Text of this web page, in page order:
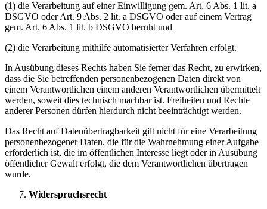
(1) die Verarbeitung auf einer Einwilligung gem. Art. 6 Abs. 1 lit. a
DSGVO oder Art. 9 Abs. 2 lit. a DSGVO oder auf einem Vertrag
gem. Art. 6 Abs. 1 lit. b DSGVO beruht und
(2) die Verarbeitung mithilfe automatisierter Verfahren erfolgt.
In Ausübung dieses Rechts haben Sie ferner das Recht, zu erwirken,
dass die Sie betreffenden personenbezogenen Daten direkt von
einem Verantwortlichen einem anderen Verantwortlichen übermittelt
werden, soweit dies technisch machbar ist. Freiheiten und Rechte
anderer Personen dürfen hierdurch nicht beeinträchtigt werden.
Das Recht auf Datenübertragbarkeit gilt nicht für eine Verarbeitung
personenbezogener Daten, die für die Wahrnehmung einer Aufgabe
erforderlich ist, die im öffentlichen Interesse liegt oder in Ausübung
öffentlicher Gewalt erfolgt, die dem Verantwortlichen übertragen
wurde.
Widerspruchsrecht